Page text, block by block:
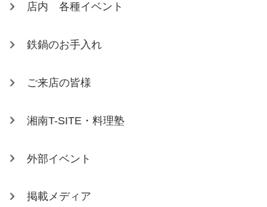
店内 各種イベント
鉄鍋のお手入れ
ご来店の皆様
湘南T-SITE・料理塾
外部イベント
掲載メディア